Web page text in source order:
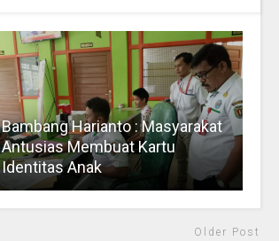
Bambang Harianto : Masyarakat
Antusias Membuat Kartu
Identitas Anak
Older Post